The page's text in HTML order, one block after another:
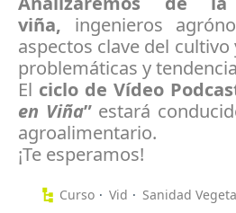
viña, ingenieros
aspectos clave del
problemáticas y
El ciclo de Vídeo
en Viña”estará
agroalimentario.
¡Te esperamos!
Curso Vid
Sanidad